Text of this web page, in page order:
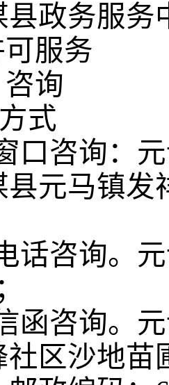
县政务服务
服务
咨询
式
口咨询：
县元马镇发
话咨询。
函咨询。
社区沙地苗